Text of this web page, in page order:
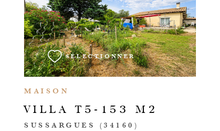
MAISON
VILLA T5-153 M2
SUSSARGUES (34160)
SÉLECTIONNER
VOIR LE BIEN